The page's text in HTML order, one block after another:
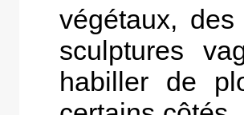
végétaux,
sculptures
habiller de